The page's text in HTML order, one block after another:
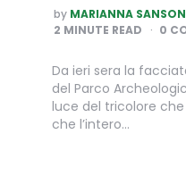
POSTED
BY
by MARIANNA
2 MINUTE READ 0
Da ieri sera la
del Parco
luce del tricolore
che l’intero…